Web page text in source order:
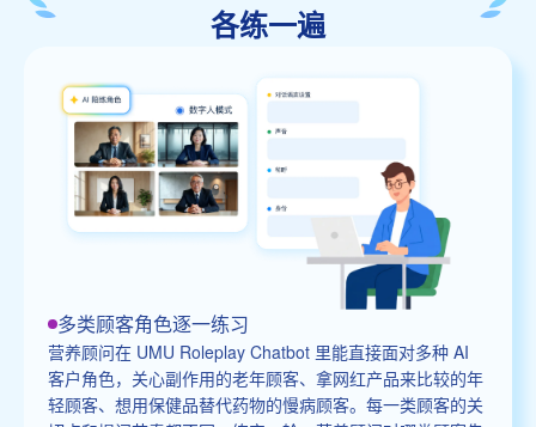
各练一遍
多类顾客角色逐一练习
营养顾问在 UMU Roleplay Chatbot 里能直接面对多种 AI
客户角色，关心副作用的老年顾客、拿网红产品来比较的年
轻顾客、想用保健品替代药物的慢病顾客。每一类顾客的关